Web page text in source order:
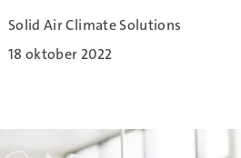
Solid Air Climate Solutions
18 oktober 2022